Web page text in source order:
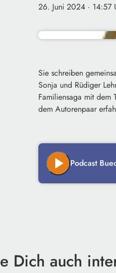
26. Juni 2024 · 14:57
Sie schreiben
Sonja und Rüdiger
Familiensaga mit dem
dem Autorenpaar
play_arrow Podcast
Dich auch